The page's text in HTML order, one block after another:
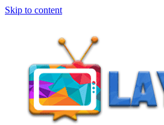
Skip to content